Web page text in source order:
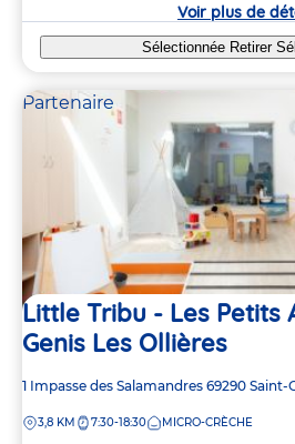
Voir plus de
Sélectionnée Retirer
Partenaire
Little Tribu - Les Petits
Genis Les Ollières
Adresse
la
1 Impasse des Salamandres 69290 Saint-
DISTANCE
3,8 KM 7:30-18:30 MICRO-CRÈCHE